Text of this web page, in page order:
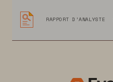
RAPPORT D’ANALYSTE